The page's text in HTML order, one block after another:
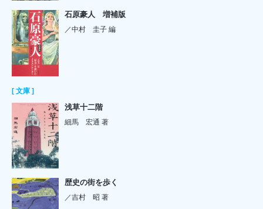
石原豪人 増補版
／中村 圭子 編
[ 文庫 ]
浅草十二階
細馬 宏通 著
歴史の街を歩く
／吉村 昭 著